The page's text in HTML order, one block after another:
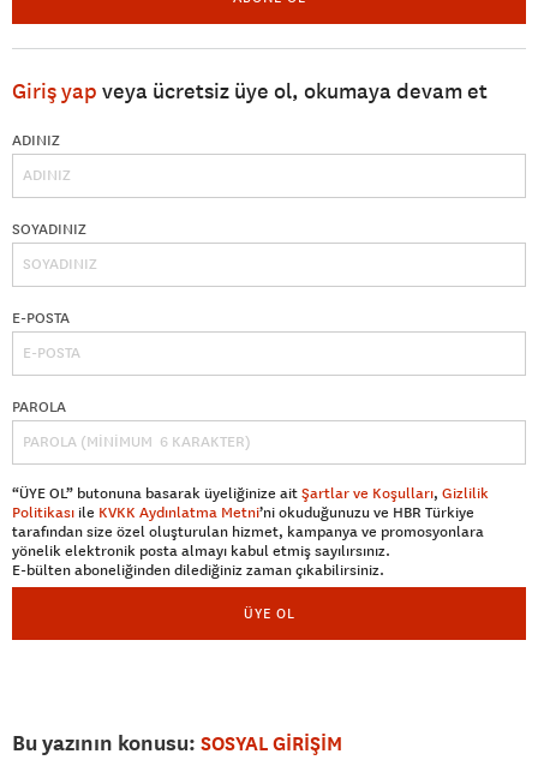
Giriş yap veya ücretsiz üye ol, okumaya devam et
ADINIZ
SOYADINIZ
E-POSTA
PAROLA
“ÜYE OL” butonuna basarak üyeliğinize aitŞartlar ve Koşulları, Gizlilik
Politikası ile KVKK Aydınlatma Metni’ni okuduğunuzu ve HBR Türkiye
tarafından size özel oluşturulan hizmet, kampanya ve promosyonlara
yönelik elektronik posta almayı kabul etmiş sayılırsınız.
E-bülten aboneliğinden dilediğiniz zaman çıkabilirsiniz.
ÜYE OL
Bu yazının konusu: SOSYAL GİRİŞİM